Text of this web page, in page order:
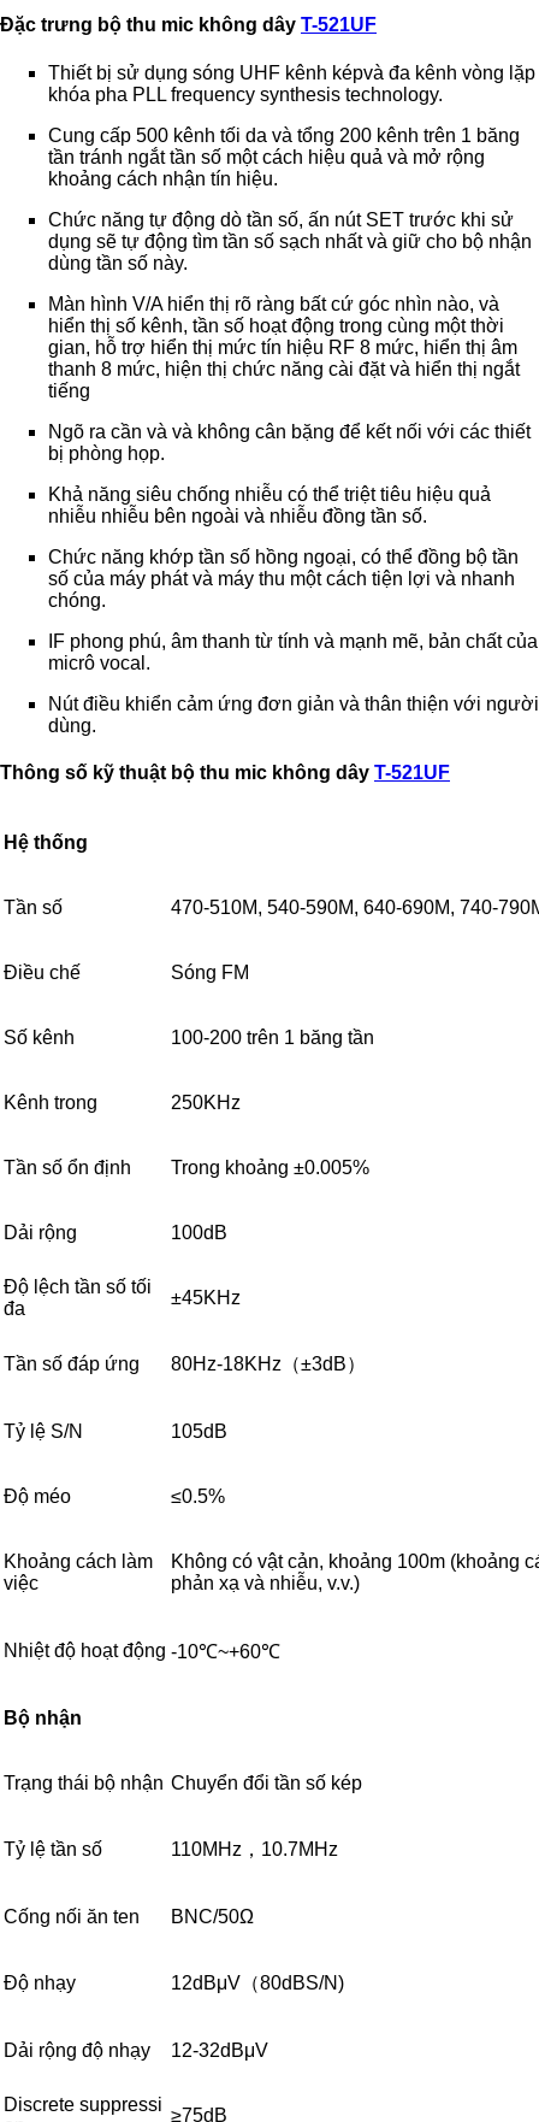
Đặc trưng bộ thu mic không dây T-521UF
Thiết bị sử dụng sóng UHF kênh képvà đa kênh vòng lặp
khóa pha PLL frequency synthesis technology.
Cung cấp 500 kênh tối da và tổng 200 kênh trên 1 băng
tần tránh ngắt tần số một cách hiệu quả và mở rộng
khoảng cách nhận tín hiệu.
Chức năng tự động dò tần số, ấn nút SET trước khi sử
dụng sẽ tự động tìm tần số sạch nhất và giữ cho bộ nhận
dùng tần số này.
Màn hình V/A hiển thị rõ ràng bất cứ góc nhìn nào, và
hiển thị số kênh, tần số hoạt động trong cùng một thời
gian, hỗ trợ hiển thị mức tín hiệu RF 8 mức, hiển thị âm
thanh 8 mức, hiện thị chức năng cài đặt và hiển thị ngắt
tiếng
Ngõ ra cần và và không cân bặng để kết nối với các thiết
bị phòng họp.
Khả năng siêu chống nhiễu có thể triệt tiêu hiệu quả
nhiễu nhiễu bên ngoài và nhiễu đồng tần số.
Chức năng khớp tần số hồng ngoại, có thể đồng bộ tần
số của máy phát và máy thu một cách tiện lợi và nhanh
chóng.
IF phong phú, âm thanh từ tính và mạnh mẽ, bản chất của
micrô vocal.
Nút điều khiển cảm ứng đơn giản và thân thiện với người
dùng.
Thông số kỹ thuật bộ thu mic không dây T-521UF
Hệ thống
Tần số 470-510M, 540-590M, 640-690M, 740-
Điều chế Sóng FM
Số kênh 100-200 trên 1 băng tần
Kênh trong 250KHz
Tần số ổn định Trong khoảng ±0.005%
Dải rộng 100dB
Độ lệch tần số tối
đa
±45KHz
Tần số đáp ứng 80Hz-18KHz（±3dB）
Tỷ lệ S/N 105dB
Độ méo ≤0.5%
Khoảng cách làm
việc
Không có vật cản, khoảng 100m (khoảng
phản xạ và nhiễu, v.v.)
Nhiệt độ hoạt động -10℃~+60℃
Bộ nhận
Trạng thái bộ nhận Chuyển đổi tần số kép
Tỷ lệ tần số 110MHz，10.7MHz
Cống nối ăn ten BNC/50Ω
Độ nhạy 12dBμV（80dBS/N)
Dải rộng độ nhạy 12-32dBμV
Discrete suppressi
≥75dB